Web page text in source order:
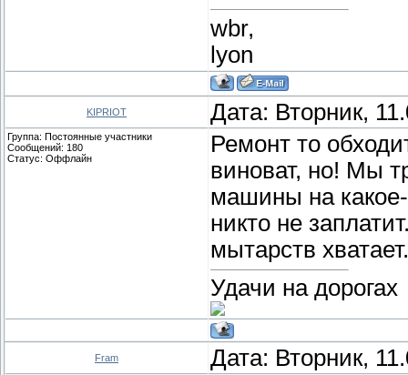
wbr,
lyon
KIPRIOT Дата: Вторник,
Группа: Постоянные участники
Сообщений: 180
Статус: Оффлайн
Ремонт то
виноват, но! Мы
машины на
никто не
мытарств
Удачи на дорогах
Fram Дата: Вторник,